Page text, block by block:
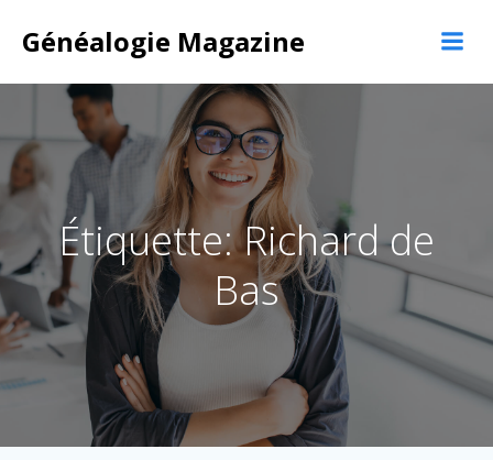
au
contenu
Généalogie Magazine
Étiquette: Richard de
Bas